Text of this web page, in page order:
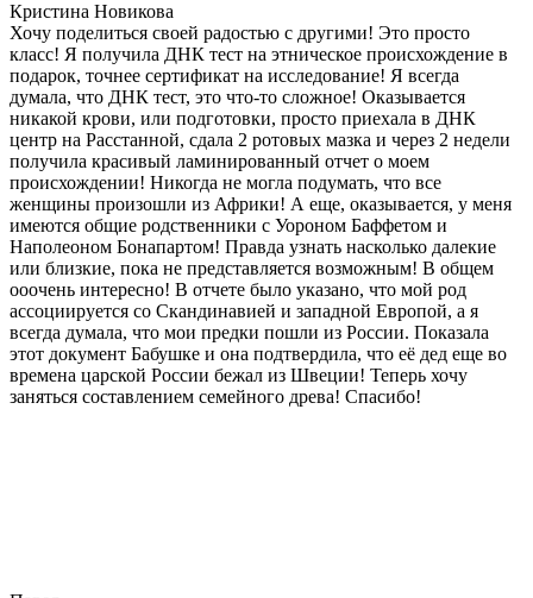
Кристина Новикова
Хочу поделиться своей радостью с другими! Это просто
класс! Я получила ДНК тест на этническое происхождение в
подарок, точнее сертификат на исследование! Я всегда
думала, что ДНК тест, это что-то сложное! Оказывается
никакой крови, или подготовки, просто приехала в ДНК
центр на Расстанной, сдала 2 ротовых мазка и через 2 недели
получила красивый ламинированный отчет о моем
происхождении! Никогда не могла подумать, что все
женщины произошли из Африки! А еще, оказывается, у меня
имеются общие родственники с Уороном Баффетом и
Наполеоном Бонапартом! Правда узнать насколько далекие
или близкие, пока не представляется возможным! В общем
ооочень интересно! В отчете было указано, что мой род
ассоциируется со Скандинавией и западной Европой, а я
всегда думала, что мои предки пошли из России. Показала
этот документ Бабушке и она подтвердила, что её дед еще во
времена царской России бежал из Швеции! Теперь хочу
заняться составлением семейного древа! Спасибо!